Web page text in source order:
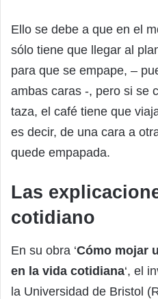
Ello se debe a que en el
sólo tiene que llegar al
para que se empape, –
ambas caras -, pero si se
taza, el café tiene que
es decir, de una cara a
quede empapada.
Las
cotidiano
En su obra ‘Cómo mojar
en la vida cotidiana‘, el
la Universidad de Bristol